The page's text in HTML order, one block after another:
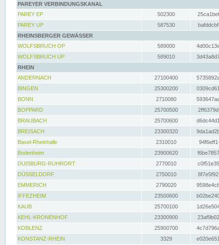
PAREYER VERBINDUNGSKANAL
PAREY EP
502300
PAREY UP
587530
RHEINSBERGER GEWÄSSER
WOLFSBRUCH OP
589000
WOLFSBRUCH UP
589010
RHEIN
ANDERNACH
27100400
BINGEN
25300200
BONN
2710080
BOPPARD
25700500
BRAUBACH
25700600
BREISACH
23300320
Basel-Rheinhalle
2310010
Bodenheim
23900620
DUISBURG-RUHRORT
2770010
DÜSSELDORF
2750010
EMMERICH
2790020
IFFEZHEIM
23500600
KAUB
25700100
KEHL-KRONENHOF
23300900
KOBLENZ
25900700
KONSTANZ-RHEIN
3329